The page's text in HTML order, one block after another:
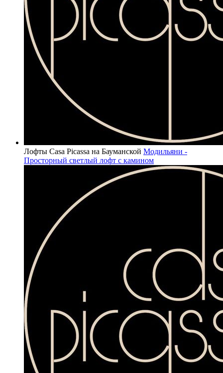
Лофты Casa Picassa на Бауманской Модильяни -
Просторный светлый лофт с камином